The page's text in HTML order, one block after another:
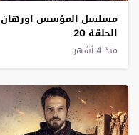
مسلسل المؤسس اورهان
الحلقة 20
منذ 4 أشهر